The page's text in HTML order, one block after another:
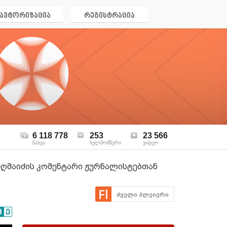
ავტორიზაცია რეგისტრაცია
6 118 778
ნახვა
253
ხელმომწერი
23 566
ვიდეო
კომენტარი ჟურნალისტებთან
ძველი პლეიერი